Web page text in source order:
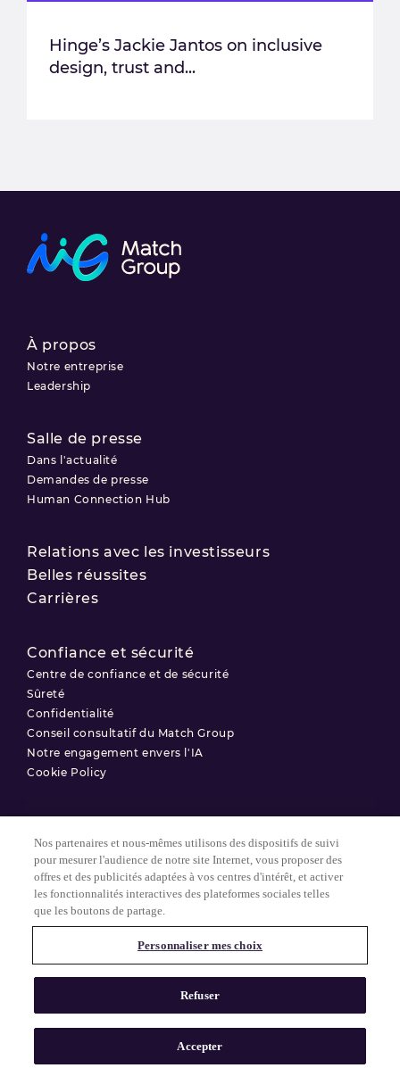
Hinge’s Jackie Jantos on inclusive
design, trust and...
À propos
Notre entreprise
Leadership
Salle de presse
Dans l'actualité
Demandes de presse
Human Connection Hub
Relations avec les investisseurs
Belles réussites
Carrières
Confiance et sécurité
Centre de confiance et de sécurité
Sûreté
Confidentialité
Conseil consultatif du Match Group
Notre engagement envers l'IA
Cookie Policy
© 2025 Match Group.
Conditions d'utilisation
Politique de confidentialité
Tous droits réservés. MATCH GROUP, le logo MG et le fil bleu-gris
MG sont des marques déposées de Match Group Americas, LLC.
Toutes les autres marques sont la propriété de leurs détenteurs
Nos partenaires et nous-mêmes utilisons des dispositifs de suivi
pour mesurer l'audience de notre site Internet, vous proposer des
offres et des publicités adaptées à vos centres d'intérêt, et activer
les fonctionnalités interactives des plateformes sociales telles
que les boutons de partage.
Personnaliser mes choix
Refuser
Accepter